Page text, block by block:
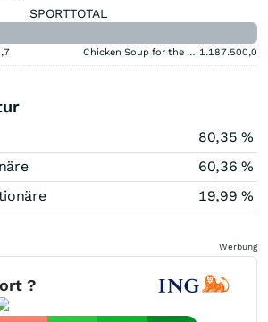
SPORTTOTAL
Chicken Soup for the Soul Entertainment Registered (A) 1.187.500,0
80,35 %
60,36 %
19,99 %
Werbung
?